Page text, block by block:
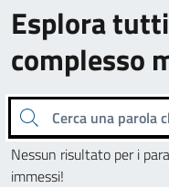
Esplora
complesso
Cerca una parola chiave
Nessun risultato per i
immessi!